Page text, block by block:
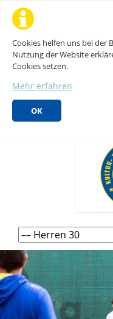
Cookies helfen uns bei der
Nutzung der Website
Cookies setzen.
Mehr erfahren
OK
Navigation
überspringen